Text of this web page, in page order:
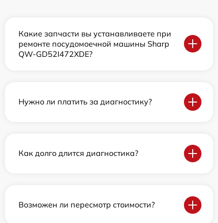
Какие запчасти вы устанавливаете при
ремонте посудомоечной машины Sharp
QW-GD52I472XDE?
Нужно ли платить за диагностику?
Как долго длится диагностика?
Возможен ли пересмотр стоимости?